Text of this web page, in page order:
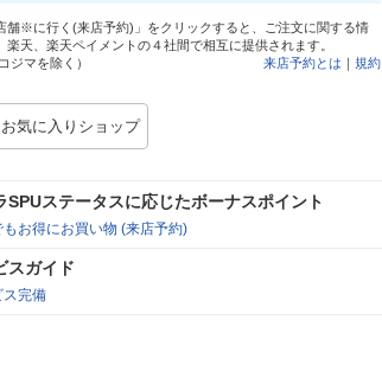
舗※に行く(来店予約)」をクリックすると、ご注文に関する情
天、楽天ペイメントの４社間で相互に提供されます。
ジマを除く）
来店予約とは ｜規約
SPUステータスに応じたボーナスポイント
お得にお買い物 (来店予約)
スガイド
ス完備